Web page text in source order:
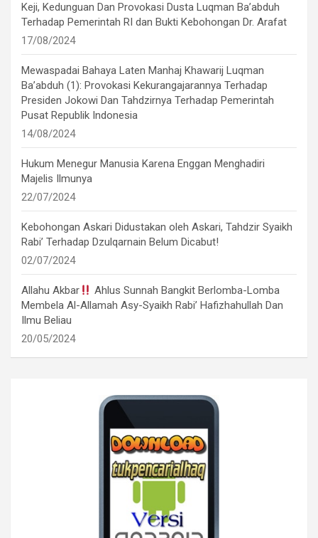
Keji, Kedunguan Dan Provokasi Dusta Luqman Ba’abduh
Terhadap Pemerintah RI dan Bukti Kebohongan Dr. Arafat
17/08/2024
Mewaspadai Bahaya Laten Manhaj Khawarij Luqman
Ba’abduh (1): Provokasi Kekurangajarannya Terhadap
Presiden Jokowi Dan Tahdzirnya Terhadap Pemerintah
Pusat Republik Indonesia
14/08/2024
Hukum Menegur Manusia Karena Enggan Menghadiri
Majelis Ilmunya
22/07/2024
Kebohongan Askari Didustakan oleh Askari, Tahdzir Syaikh
Rabi’ Terhadap Dzulqarnain Belum Dicabut!
02/07/2024
Allahu Akbar
Ahlus Sunnah Bangkit Berlomba-Lomba
Membela Al-Allamah Asy-Syaikh Rabi’ Hafizhahullah Dan
Ilmu Beliau
20/05/2024